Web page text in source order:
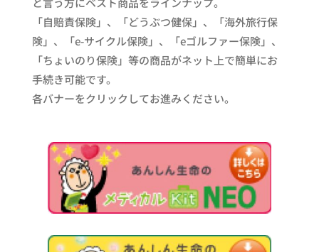
「自賠責保険」、「どうぶつ健保」、「海外旅行保
険」、「e-サイクル保険」、「eゴルファー保険」、
「ちょいのり保険」等の商品がネット上で簡単にお
手続き可能です。
各バナーをクリックしてお進みください。